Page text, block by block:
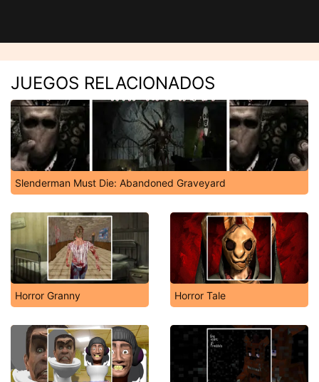
JUEGOS RELACIONADOS
Slenderman Must Die: Abandoned Graveyard
Horror Granny Horror Tale